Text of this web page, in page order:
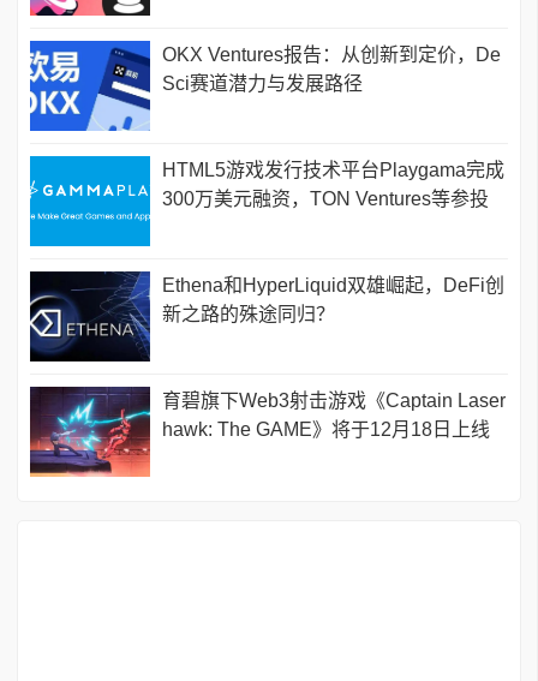
OKX Ventures报告：从创新到定价，De
Sci赛道潜力与发展路径
HTML5游戏发行技术平台Playgama完成
300万美元融资，TON Ventures等参投
Ethena和HyperLiquid双雄崛起，DeFi创
新之路的殊途同归？
育碧旗下Web3射击游戏《Captain Laser
hawk: The GAME》将于12月18日上线